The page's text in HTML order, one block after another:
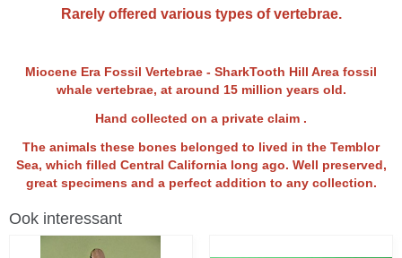
Rarely offered various types of vertebrae.
Miocene Era Fossil Vertebrae - SharkTooth Hill Area fossil
whale vertebrae, at around 15 million years old.
Hand collected on a private claim .
The animals these bones belonged to lived in the Temblor
Sea, which filled Central California long ago. Well preserved,
great specimens and a perfect addition to any collection.
Ook interessant